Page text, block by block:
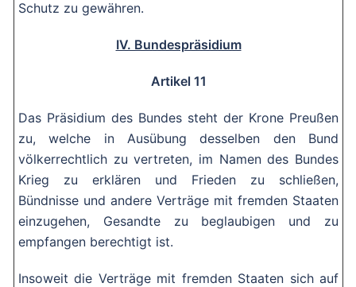
Schutz zu gewähren.
IV. Bundespräsidium
Artikel 11
Das Präsidium des Bundes steht der Krone Preußen
zu, welche in Ausübung desselben den Bund
völkerrechtlich zu vertreten, im Namen des Bundes
Krieg zu erklären und Frieden zu schließen,
Bündnisse und andere Verträge mit fremden Staaten
einzugehen, Gesandte zu beglaubigen und zu
empfangen berechtigt ist.
Insoweit die Verträge mit fremden Staaten sich auf